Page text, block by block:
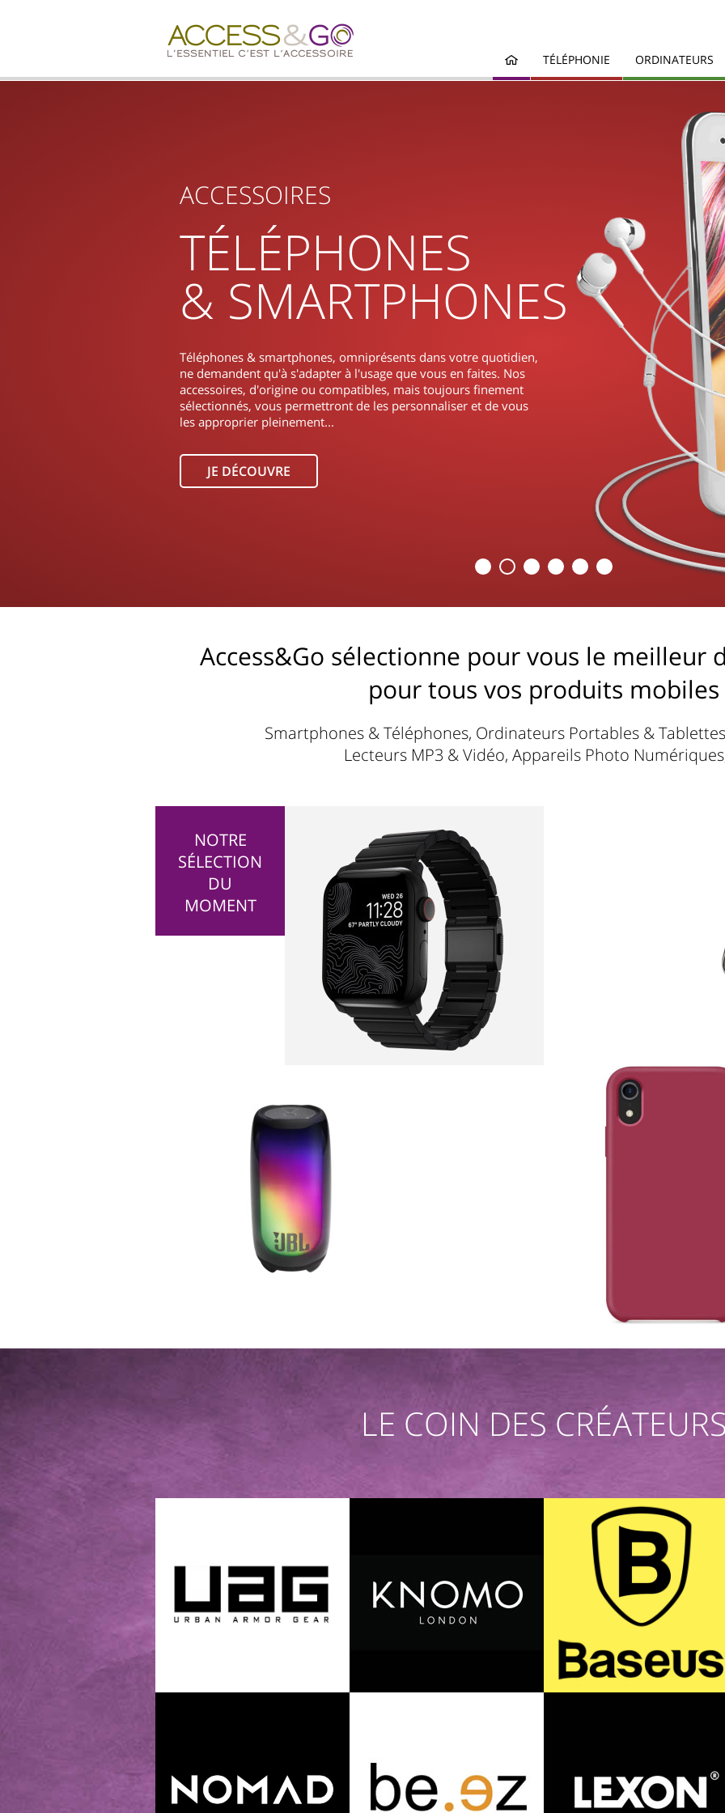
TÉLÉPHONIE ORDINATEURS
ACCESSOIRES
TÉLÉPHONES
& SMARTPHONES
Téléphones & smartphones, omniprésents dans votre quotidien,
ne demandent qu'à s'adapter à l'usage que vous en faites. Nos
accessoires, d'origine ou compatibles, mais toujours finement
sélectionnés, vous permettront de les personnaliser et de vous
les approprier pleinement...
JE DÉCOUVRE
Access&Go sélectionne pour vous le meilleur
pour tous vos produits mobiles
Smartphones & Téléphones, Ordinateurs Portables &
Lecteurs MP3 & Vidéo, Appareils Photo
NOTRE
SÉLECTION
DU
MOMENT
LE COIN DES